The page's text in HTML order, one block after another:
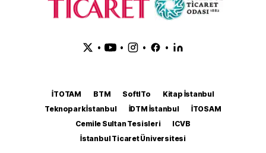
• • • •
İTOTAM BTM SoftITo
Kitap İstanbul
Teknopark İstanbul
İDTM İstanbul
İTOSAM
Cemile Sultan Tesisleri
ICVB
İstanbul Ticaret Üniversitesi